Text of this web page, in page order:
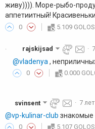
живу)))). Море-рыбо-
аппетиитный!
0 5.109 GOLOS
· rajskijsad ·
@vladenya ,
0 0.000
svinsent · 7
@vp-kulinar-club знакомые
0 5.107 GOLOS